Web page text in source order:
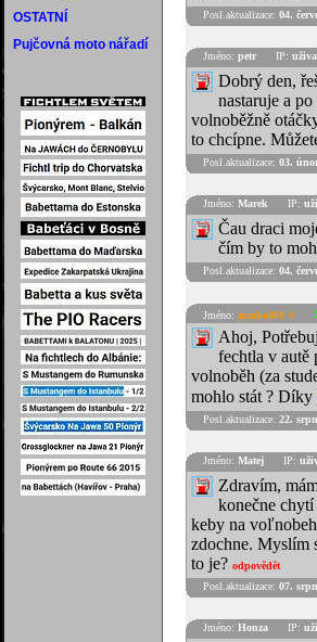
OSTATNÍ
Pujčovná moto nářadí
Posl.aktualizace: 04.
Jméno: petr IP:
Dobrý den,
nastaruje a
volnoběžně
to chcípne.
Posl.aktualizace: 03.
Jméno: Marek IP:
Čau draci
čím by to
Posl.aktualizace: 04.
Jméno: jumbo889 ®
Ahoj,
fechtla v autě
volnoběh (za
mohlo stát ? Díky
Posl.aktualizace: 22.
Jméno: Matej IP:
Zdravím,
konečne
keby na
zdochne. Myslím
to je? odpovědět
Posl.aktualizace: 07.
Jméno: Honza IP: